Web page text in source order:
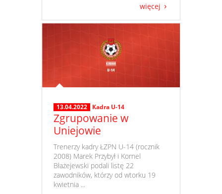
więcej
13.04.2022 Kadra U-14
Zgrupowanie w
Uniejowie
​ Trenerzy kadry ŁZPN U-14 (rocznik
2008) Marek Przybył i Kornel
Błażejewski podali listę 22
zawodników, którzy od wtorku 19
kwietnia ...